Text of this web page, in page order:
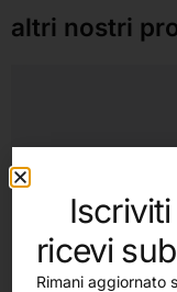
altri nostri
Iscriviti
ricevi
Rimani aggiornato